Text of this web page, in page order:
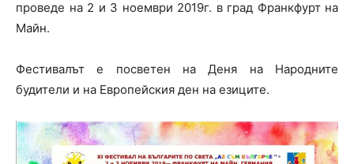
проведе на 2 и 3 ноември 2019г. в град Франкфурт на
Майн.
Фестивалът е посветен на Деня на Народните
будители и на Европейския ден на езиците.